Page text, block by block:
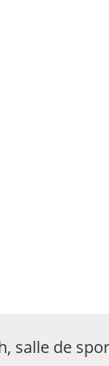
salle de